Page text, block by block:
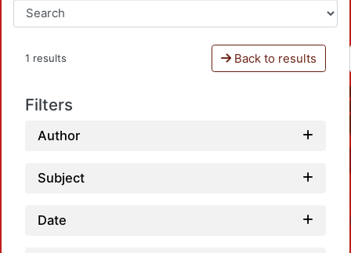
1 results Back to results
Filters
Author
Subject
Date